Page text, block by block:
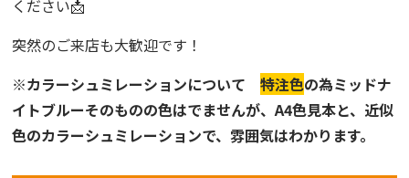
ください📩
突然のご来店も大歓迎です！
※カラーシュミレーションについて特注色の為ミッドナ
イトブルーそのものの色はでませんが、A4色見本と、近似
色のカラーシュミレーションで、雰囲気はわかります。